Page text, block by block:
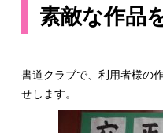
素敵な作品
書道クラブで、利用者様の
せします。